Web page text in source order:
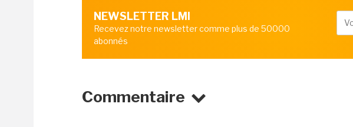
NEWSLETTER LMI
Recevez notre newsletter comme plus de 50000
abonnés
Commentaire